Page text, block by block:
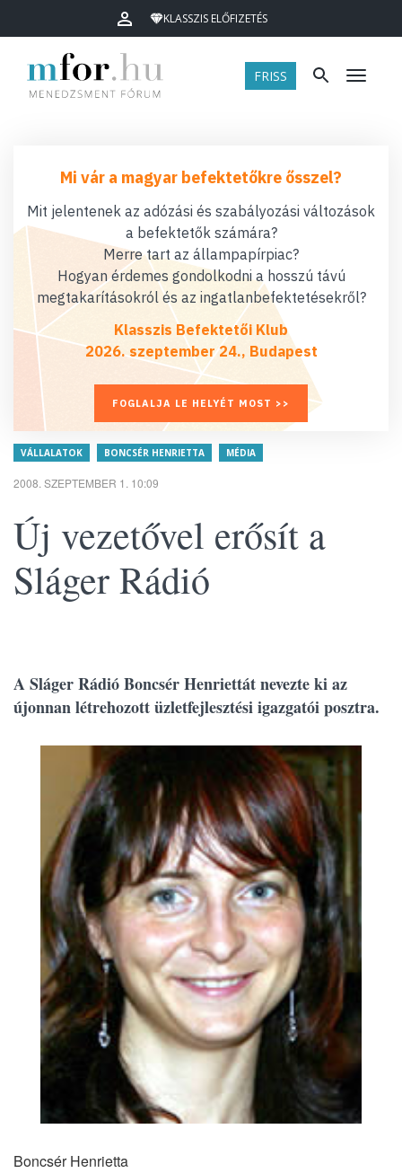
KLASSZIS ELŐFIZETÉS
FRISS Menü
Mi vár a magyar befektetőkre ősszel?
Mit jelentenek az adózási és szabályozási változások
a befektetők számára?
Merre tart az állampapírpiac?
Hogyan érdemes gondolkodni a hosszú távú
megtakarításokról és az ingatlanbefektetésekről?
Klasszis Befektetői Klub
2026. szeptember 24., Budapest
FOGLALJA LE HELYÉT MOST >>
VÁLLALATOK BONCSÉR HENRIETTA MÉDIA
2008. SZEPTEMBER 1. 10:09
Új vezetővel erősít a
Sláger Rádió
A Sláger Rádió Boncsér Henriettát nevezte ki az
újonnan létrehozott üzletfejlesztési igazgatói posztra.
Boncsér Henrietta